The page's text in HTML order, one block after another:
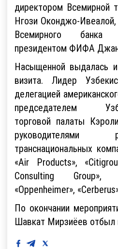
директором Всемирной
Нгози Оконджо-
Всемирного
президентом ФИФА
Насыщенной выдалась
визита. Лидер
делегацией
председателем
торговой палаты
транснациональных
«Air Products»,
Consulting Group»,
«Oppenheimer»,
По окончании
Шавкат Мирзиёев отбыл